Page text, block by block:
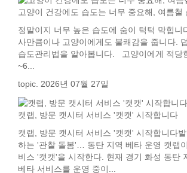
고양이 건강에도 습도는 너무 중요해, 여름
정말이지 너무 높은 습도에 숨이 턱턱 막힙니
사만큼이나 고양이에게도 불쾌감을 줍니다.
습도관리법을 알아봅니다. 고양이에게 적당
~6...
topic. 2026년 07월 27일
캣랩, 방문 캣시터 서비스 '캣캣' 시작합니다
캣랩, 방문 캣시터 서비스 '캣캣' 시작합니다
하는 '관찰 돌봄'… 동탄 지역 베타 운영 캣랩
비스 '캣캣'을 시작한다. 현재 경기 화성 동탄
베타 서비스를 운영 중이...